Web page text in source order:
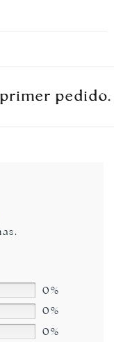
pedido.
pedido.
pedido.
0%
0%
0%